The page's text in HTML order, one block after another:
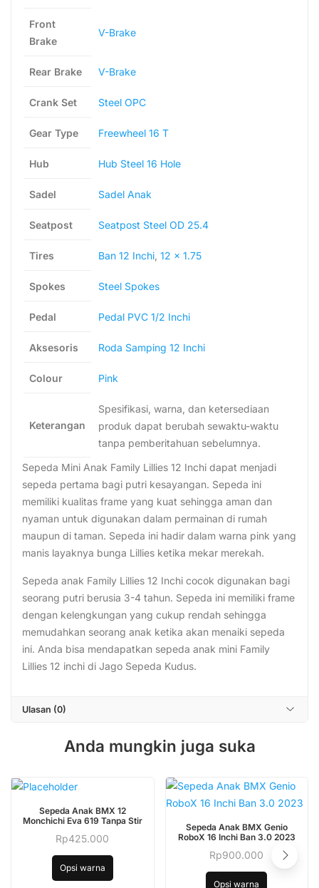
Front
Brake
V-Brake
Rear Brake V-Brake
Crank Set Steel OPC
Gear Type Freewheel 16 T
Hub Hub Steel 16 Hole
Sadel Sadel Anak
Seatpost Seatpost Steel OD 25.4
Tires Ban 12 Inchi 12 x 1.75
Spokes Steel Spokes
Pedal Pedal PVC 1/2 Inchi
Aksesoris Roda Samping 12 Inchi
Colour Pink
Keterangan
Spesifikasi, warna, dan ketersediaan
produk dapat berubah sewaktu-waktu
tanpa pemberitahuan sebelumnya.
Sepeda Mini Anak Family Lillies 12 Inchi dapat menjadi
sepeda pertama bagi putri kesayangan. Sepeda ini
memiliki kualitas frame yang kuat sehingga aman dan
nyaman untuk digunakan dalam permainan di rumah
maupun di taman. Sepeda ini hadir dalam warna pink yang
manis layaknya bunga Lillies ketika mekar merekah.
Sepeda anak Family Lillies 12 Inchi cocok digunakan bagi
seorang putri berusia 3-4 tahun. Sepeda ini memiliki frame
dengan kelengkungan yang cukup rendah sehingga
memudahkan seorang anak ketika akan menaiki sepeda
ini. Anda bisa mendapatkan sepeda anak mini Family
Lillies 12 inchi di Jago Sepeda Kudus.
Ulasan (0)
Anda mungkin juga suka
beberapa
Sepeda Anak BMX 12
Monchichi Eva 619 Tanpa Stir
Rp425.000
Opsi warna
ini
memiliki
beberapa
Sepeda Anak BMX Genio
RoboX 16 Inchi Ban 3.0 2023
Rp900.000
Opsi warna
ini